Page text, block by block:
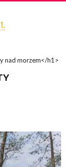
nad morzem</h1>